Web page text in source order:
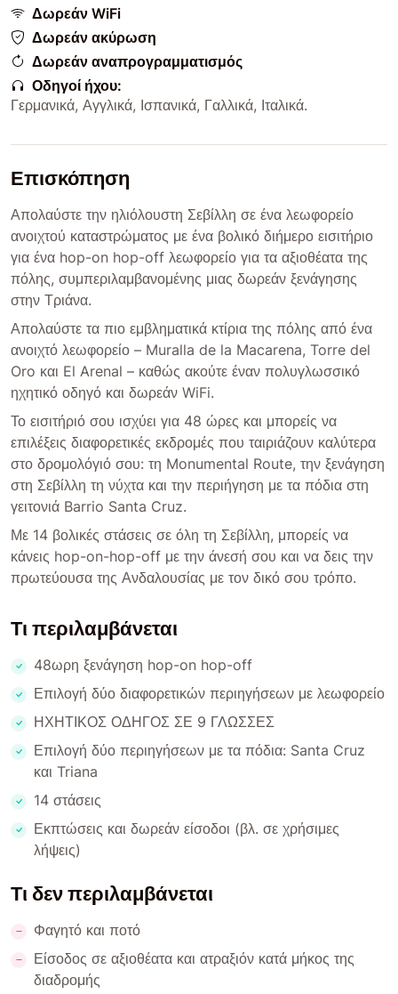
Δωρεάν WiFi
Δωρεάν ακύρωση
Δωρεάν αναπρογραμματισμός
Οδηγοί ήχου:
Γερμανικά, Αγγλικά, Ισπανικά, Γαλλικά, Ιταλικά.
Επισκόπηση
Απολαύστε την ηλιόλουστη Σεβίλλη σε ένα λεωφορείο
ανοιχτού καταστρώματος με ένα βολικό διήμερο εισιτήριο
για ένα hop-on hop-off λεωφορείο για τα αξιοθέατα της
πόλης, συμπεριλαμβανομένης μιας δωρεάν ξενάγησης
στην Τριάνα.
Απολαύστε τα πιο εμβληματικά κτίρια της πόλης από ένα
ανοιχτό λεωφορείο – Muralla de la Macarena, Torre del
Oro και El Arenal – καθώς ακούτε έναν πολυγλωσσικό
ηχητικό οδηγό και δωρεάν WiFi.
Το εισιτήριό σου ισχύει για 48 ώρες και μπορείς να
επιλέξεις διαφορετικές εκδρομές που ταιριάζουν καλύτερα
στο δρομολόγιό σου: τη Monumental Route, την ξενάγηση
στη Σεβίλλη τη νύχτα και την περιήγηση με τα πόδια στη
γειτονιά Barrio Santa Cruz.
Με 14 βολικές στάσεις σε όλη τη Σεβίλλη, μπορείς να
κάνεις hop-on-hop-off με την άνεσή σου και να δεις την
πρωτεύουσα της Ανδαλουσίας με τον δικό σου τρόπο.
Τι περιλαμβάνεται
48ωρη ξενάγηση hop-on hop-off
Επιλογή δύο διαφορετικών περιηγήσεων με λεωφορείο
ΗΧΗΤΙΚΟΣ ΟΔΗΓΟΣ ΣΕ 9 ΓΛΩΣΣΕΣ
Επιλογή δύο περιηγήσεων με τα πόδια: Santa Cruz
και Triana
14 στάσεις
Εκπτώσεις και δωρεάν είσοδοι (βλ. σε χρήσιμες
λήψεις)
Τι δεν περιλαμβάνεται
Φαγητό και ποτό
Είσοδος σε αξιοθέατα και ατραξιόν κατά μήκος της
διαδρομής